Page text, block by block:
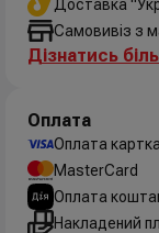
Доставка
Самовивіз з
Дізнатись
Оплата
Оплата
MasterCard
Оплата
Накладений